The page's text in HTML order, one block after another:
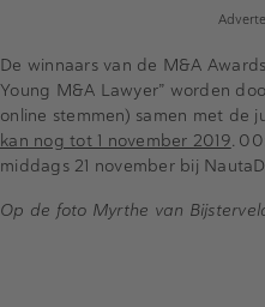
De winnaars van de M&A
Young M&A Lawyer” worden
online stemmen) samen met de
kan nog tot 1 november 2019.
middags 21 november bij
Op de foto Myrthe van